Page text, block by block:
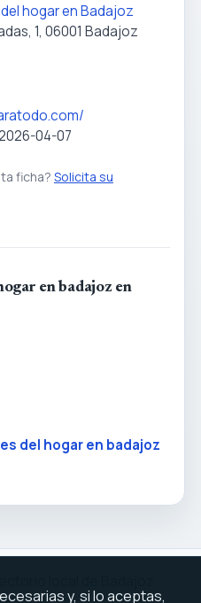
hogar en Badajoz
1, 06001 Badajoz
04-07
ficha? Solicita su
en badajoz en
del hogar en badajoz
y, si lo aceptas,